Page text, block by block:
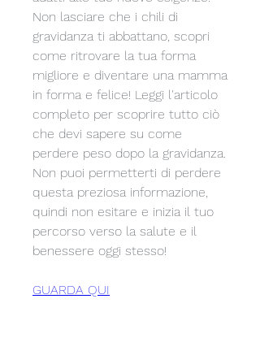
Non lasciare che i chili di
gravidanza ti abbattano, scopri
come ritrovare la tua forma
migliore e diventare una mamma
in forma e felice! Leggi l'articolo
completo per scoprire tutto ciò
che devi sapere su come
perdere peso dopo la gravidanza.
Non puoi permetterti di perdere
questa preziosa informazione,
quindi non esitare e inizia il tuo
percorso verso la salute e il
benessere oggi stesso!
GUARDA QUI